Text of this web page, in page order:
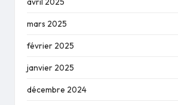
mars 2025
février 2025
janvier 2025
décembre 2024